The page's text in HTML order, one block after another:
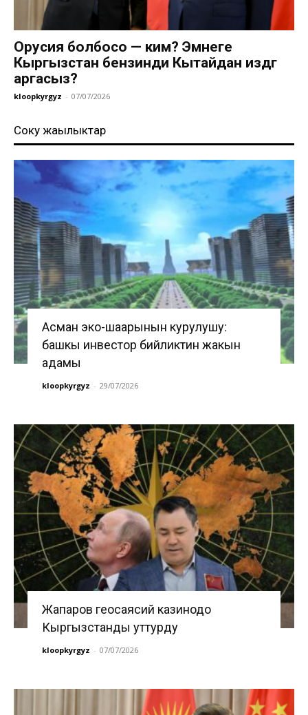
Орусия болбосо — ким? Эмнеге
Кыргызстан бензинди Кытайдан издөөгө
аргасыз?
kloopkyrgyz - 07/07/2026
Соңку жаңылыктар
Асман эко-шаарынын курулушу:
башкы инвестор бийликтин жакын
адамы
kloopkyrgyz - 29/07/2026
Жапаров геосаясий казинодо
Кыргызстанды уттурду
kloopkyrgyz - 07/07/2026